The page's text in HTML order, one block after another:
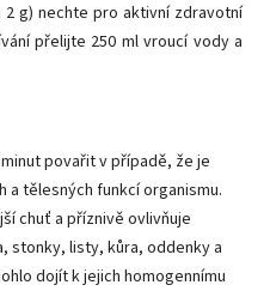
2 g) nechte pro aktivní zdravotní
přelijte 250 ml vroucí vody a
povařit v případě, že je
tělesných funkcí organismu.
chuť a příznivě ovlivňuje
stonky, listy, kůra, oddenky a
dojít k jejich homogennímu